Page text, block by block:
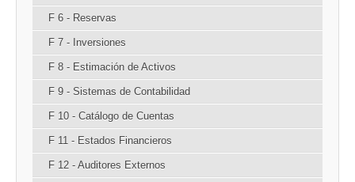
F 6 - Reservas
F 7 - Inversiones
F 8 - Estimación de Activos
F 9 - Sistemas de Contabilidad
F 10 - Catálogo de Cuentas
F 11 - Estados Financieros
F 12 - Auditores Externos